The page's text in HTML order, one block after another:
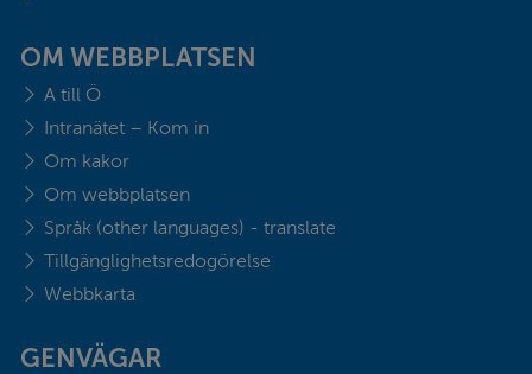
OM WEBBPLATSEN
A till Ö
Intranätet – Kom in
Om kakor
Om webbplatsen
Språk (other languages) - translate
Tillgänglighetsredogörelse
Webbkarta
GENVÄGAR